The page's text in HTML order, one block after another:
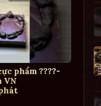
phẩm ????-
VN